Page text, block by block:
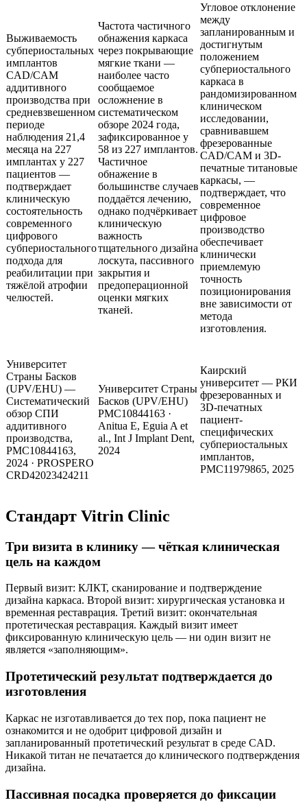
Выживаемость
субпериостальных
имплантов
CAD/CAM
аддитивного
производства при
средневзвешенном
периоде
наблюдения 21,4
месяца на 227
имплантах у 227
пациентов —
подтверждает
клиническую
состоятельность
современного
цифрового
субпериостального
подхода для
реабилитации при
тяжёлой атрофии
челюстей.
Частота частичного
обнажения каркаса
через покрывающие
мягкие ткани —
наиболее часто
сообщаемое
осложнение в
систематическом
обзоре 2024 года,
зафиксированное у
58 из 227 имплантов.
Частичное
обнажение в
большинстве случаев
поддаётся лечению,
однако подчёркивает
клиническую
важность
тщательного дизайна
лоскута, пассивного
закрытия и
предоперационной
оценки мягких
тканей.
Угловое отклонение
между
запланированным и
достигнутым
положением
субпериостального
каркаса в
рандомизированном
клиническом
исследовании,
сравнивавшем
фрезерованные
CAD/CAM и 3D-
печатные титановые
каркасы, —
подтверждает, что
современное
цифровое
производство
обеспечивает
клинически
приемлемую
точность
позиционирования
вне зависимости от
метода
изготовления.
Университет
Страны Басков
(UPV/EHU) —
Систематический
обзор СПИ
аддитивного
производства,
PMC10844163,
2024 · PROSPERO
CRD42023424211
Университет Страны
Басков (UPV/EHU)
PMC10844163 ·
Anitua E, Eguia A et
al., Int J Implant Dent,
2024
Каирский
университет — РКИ
фрезерованных и
3D-печатных
пациент-
специфических
субпериостальных
имплантов,
PMC11979865, 2025
Стандарт Vitrin Clinic
Три визита в клинику — чёткая клиническая
цель на каждом
Первый визит: КЛКТ, сканирование и подтверждение
дизайна каркаса. Второй визит: хирургическая установка и
временная реставрация. Третий визит: окончательная
протетическая реставрация. Каждый визит имеет
фиксированную клиническую цель — ни один визит не
является «заполняющим».
Протетический результат подтверждается до
изготовления
Каркас не изготавливается до тех пор, пока пациент не
ознакомится и не одобрит цифровой дизайн и
запланированный протетический результат в среде CAD.
Никакой титан не печатается до клинического подтверждения
дизайна.
Пассивная посадка проверяется до фиксации